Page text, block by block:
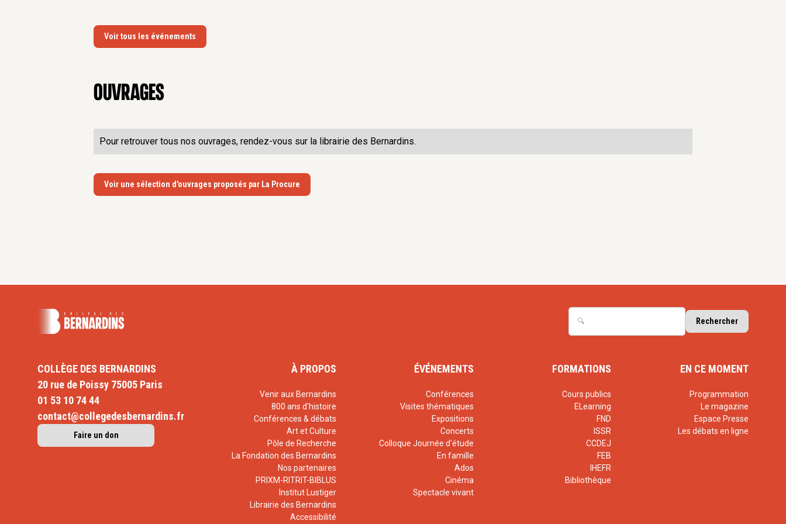
Voir tous les événements
Ouvrages
Pour retrouver tous nos ouvrages, rendez-vous sur la librairie des Bernardins.
Voir une sélection d'ouvrages proposés par La Procure
COLLÈGE DES BERNARDINS
20 rue de Poissy 75005 Paris
01 53 10 74 44
contact@collegedesbernardins.fr
Faire un don
À PROPOS
Venir aux Bernardins
800 ans d'histoire
Conférences & débats
Art et Culture
Pôle de Recherche
La Fondation des Bernardins
Nos partenaires
PRIXM-RITRIT-BIBLUS
Institut Lustiger
Librairie des Bernardins
Accessibilité
ÉVÉNEMENTS
Conférences
Visites thématiques
Expositions
Concerts
Colloque Journée d'étude
En famille
Ados
Cinéma
Spectacle vivant
FORMATIONS
Cours publics
ELearning
FND
ISSR
CCDEJ
FEB
IHEFR
Bibliothèque
EN CE MOMENT
Programmation
Le magazine
Espace Presse
Les débats en ligne